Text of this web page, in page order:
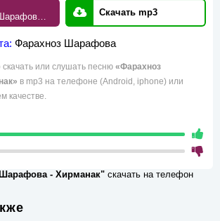
Фарахноз Шарафова - Хирманак
Скачать mp3
Фарахноз Шарафова
или слушать песню «Фарахноз
в mp3 на телефоне (Android, iphone) или
качестве.
- Хирманак" скачать на телефон